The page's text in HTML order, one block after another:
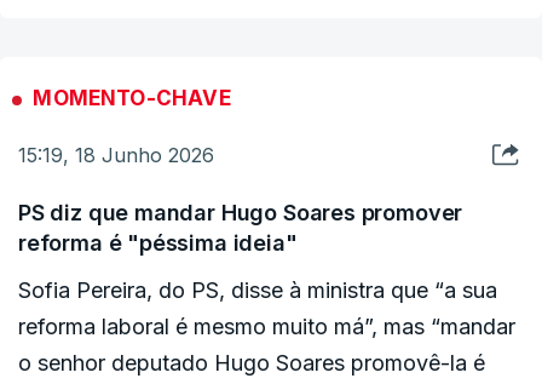
MOMENTO-CHAVE
15:19, 18 Junho 2026
PS diz que mandar Hugo Soares promover
reforma é "péssima ideia"
Sofia Pereira, do PS, disse à ministra que “a sua
reforma laboral é mesmo muito má”, mas “mandar
o senhor deputado Hugo Soares promovê-la é